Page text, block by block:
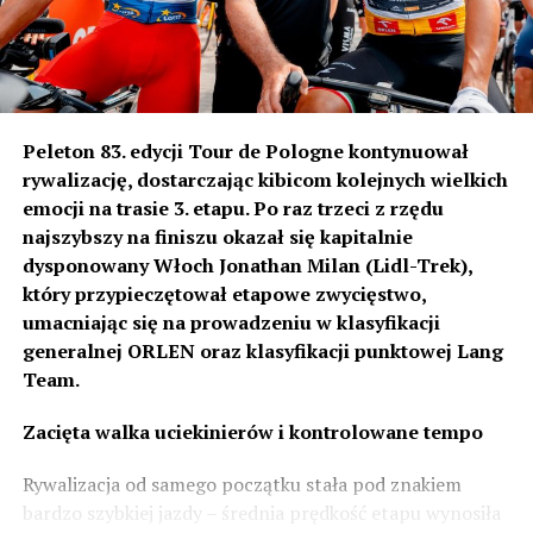
Na drugim biegunie znajdą się najmłodsze klasyczne
Mercedesy wyprodukowane w 2000 roku. Dzięki temu
uczestnicy i widzowie będą mogli prześledzić blisko70
lat historii motoryzacjispod znaku trójramiennej
gwiazdy.
Organizatorzy zwracają uwagę na wyjątkowo liczną
reprezentację trzech kultowych serii –
W124, R107
oraz W111. Każdy z tych modeli pojawi się w ośmiu
egzemplarzach. Ze względu na dużą liczbę samochodów
odrębnej klasyfikacji rajdowej.
Nie zabraknie również premier. Aż19 samochodów
zostanie zaprezentowanych podczas StarDrive Poland
Peleton 83. edycji Tour de Pologne kontynuował
rywalizację, dostarczając kibicom kolejnych wielkich
emocji na trasie 3. etapu. Po raz trzeci z rzędu
najszybszy na finiszu okazał się kapitalnie
dysponowany Włoch Jonathan Milan (Lidl-Trek),
który przypieczętował etapowe zwycięstwo,
umacniając się na prowadzeniu w klasyfikacji
generalnej ORLEN oraz klasyfikacji punktowej Lang
Team.
Zacięta walka uciekinierów i kontrolowane tempo
Rywalizacja od samego początku stała pod znakiem
bardzo szybkiej jazdy – średnia prędkość etapu wynosiła